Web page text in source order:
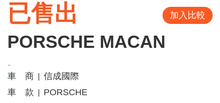
已售出 加入比較
PORSCHE MACAN
車 商
信成國際
車 款
PORSCHE